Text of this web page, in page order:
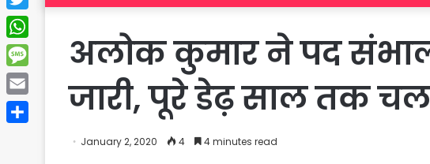
अलोक कुमार ने पद
जारी, पूरे डेढ़ साल तक
January 2, 2020 4 4 minutes read
Twitter
WhatsApp
Message
Email